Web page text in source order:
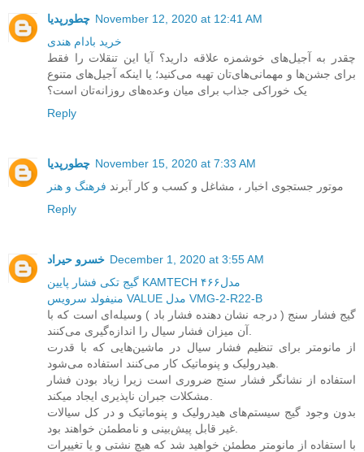
چطورپدیا November 12, 2020 at 12:41 AM
خرید بادام هندی
چقدر به آجیل‌های خوشمزه علاقه دارید؟ آیا این تنقلات را فقط
برای جشن‌ها و مهمانی‌های‌تان تهیه می‌کنید؛ یا اینکه آجیل‌های متنوع
یک خوراکی جذاب برای میان وعده‌های روزانه‌تان است؟
Reply
چطورپدیا November 15, 2020 at 7:33 AM
موتور جستجوی اخبار ، مشاغل و کسب و کار آبرند فرهنگ و هنر
Reply
خسرو حیراد December 1, 2020 at 3:55 AM
گیج تکی فشار پایین KAMTECH مدل۴۶۶
منیفولد سرویس VALUE مدل VMG-2-R22-B
گیج فشار سنج ( درجه نشان دهنده فشار باد ) وسیله‌ای است که با
از مانومتر برای تنظیم فشار سیال در ماشین‌هایی که با قدرت
استفاده از نشانگر فشار سنج ضروری است زیرا زیاد بودن فشار
بدون وجود گیج سیستم‌های هیدرولیک و پنوماتیک و در کل سیالات
با استفاده از مانومتر مطمئن خواهید شد که هیچ نشتی و یا تغییرات